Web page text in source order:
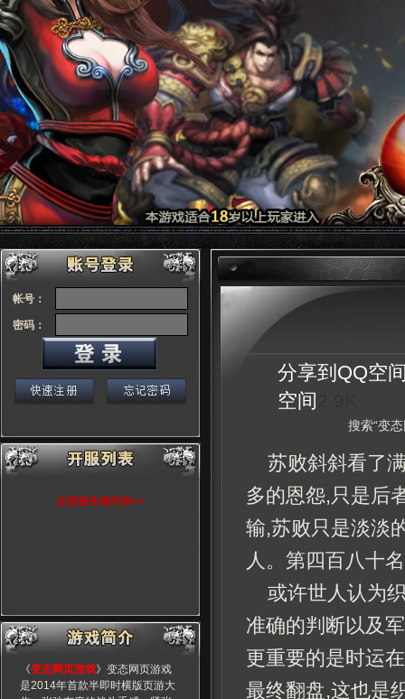
分享到 QQ空
空间
搜索“变
苏败斜斜看了
多的恩怨,只是后
输,苏败只是淡淡
人。第四百八十
或许世人认为
准确的判断以及
更重要的是时运
最终翻盘,这也是
帐号：
密码：
全部服务器列表>>
《变态网页游戏》变态网页游戏
是2014年首款半即时横版页游大